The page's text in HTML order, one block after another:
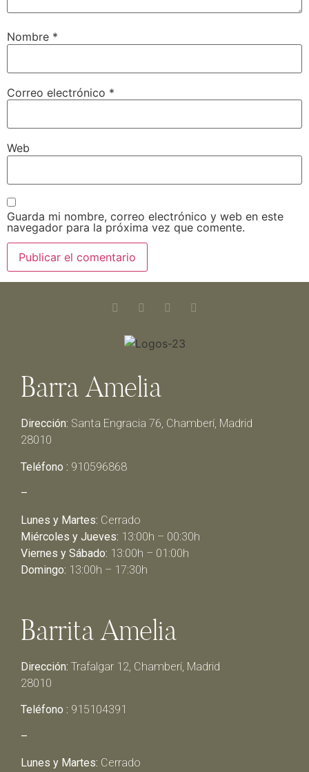
Nombre *
Correo electrónico *
Web
Guarda mi nombre, correo electrónico y web en este
navegador para la próxima vez que comente.
Barra Amelia
Dirección: Santa Engracia 76, Chamberí, Madrid
28010
Teléfono : 910596868
–
Lunes y Martes: Cerrado
Miércoles y Jueves: 13:00h – 00:30h
Viernes y Sábado: 13:00h – 01:00h
Domingo: 13:00h – 17:30h
Barrita Amelia
Dirección: Trafalgar 12, Chamberí, Madrid
28010
Teléfono : 915104391
–
Lunes y Martes: Cerrado